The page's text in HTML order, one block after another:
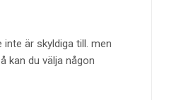
är skyldiga till. men
kan du välja någon